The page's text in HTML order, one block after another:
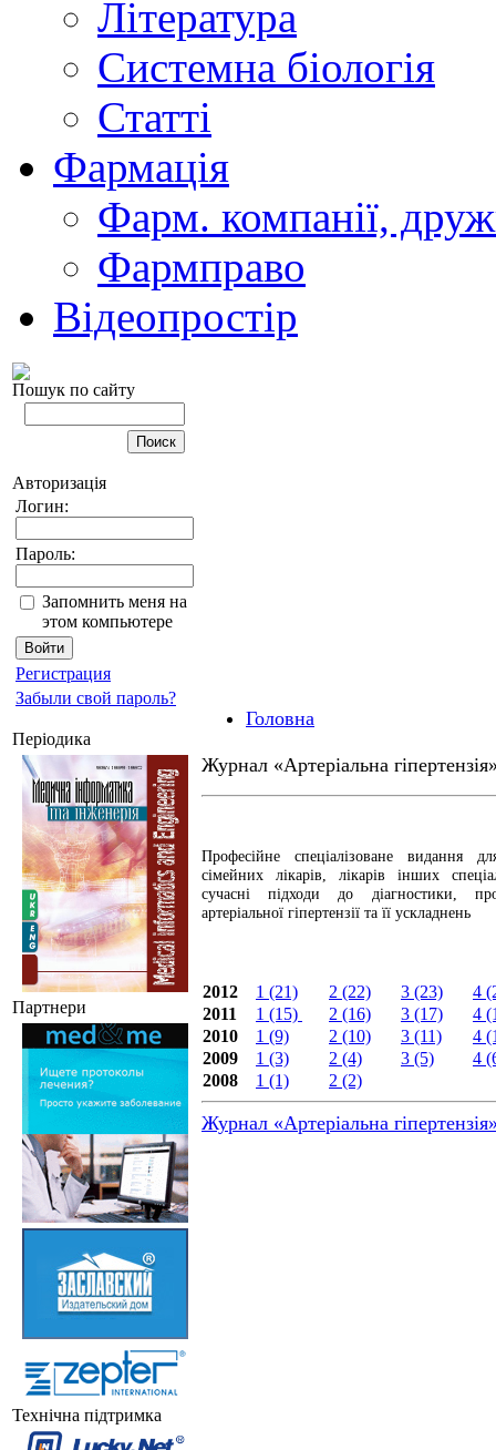
Література
Системна біологія
Статті
Фармація
Фарм. компанії,
Фармправо
Відеопростір
Пошук по сайту
Авторизація
Логин:
Пароль:
Запомнить меня на
этом компьютере
Регистрация
Забыли свой пароль?
Періодика
Партнери
Технічна підтримка
Головна
Журнал «Артеріальна
Професійне спеціалізоване видання
сімейних лікарів, лікарів інших
сучасні підходи до діагностики,
артеріальної гіпертензії та її ускладнень
2012 1 (21) 2 (22) 3 (23)
4
2011
1 (15) 2 (16) 3 (17)
4
2010
1 (9) 2 (10) 3 (11)
4
2009
1 (3) 2 (4) 3 (5)
4
2008
1 (1) 2 (2)
Журнал «Артеріальна